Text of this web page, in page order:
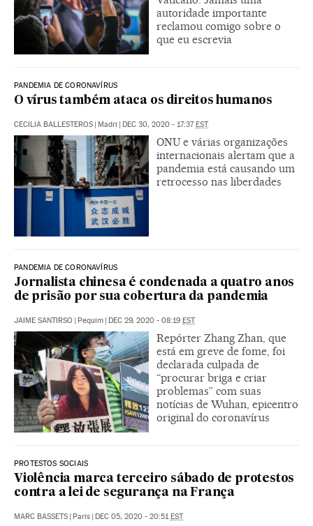
autoridade importante
reclamou comigo sobre o
que eu escrevia
PANDEMIA DE CORONAVÍRUS
O vírus também ataca os direitos humanos
CECILIA BALLESTEROS | Madri | DEC 30, 2020 - 17:37EST
ONU e várias organizações
internacionais alertam que a
pandemia está causando um
retrocesso nas liberdades
PANDEMIA DE CORONAVÍRUS
Jornalista chinesa é condenada a quatro anos
de prisão por sua cobertura da pandemia
JAIME SANTIRSO | Pequim | DEC 29, 2020 - 08:19 EST
Repórter Zhang Zhan, que
está em greve de fome, foi
declarada culpada de
“procurar briga e criar
problemas” com suas
notícias de Wuhan, epicentro
original do coronavírus
PROTESTOS SOCIAIS
Violência marca terceiro sábado de protestos
contra a lei de segurança na França
MARC BASSETS | Paris | DEC 05, 2020 - 20:51EST